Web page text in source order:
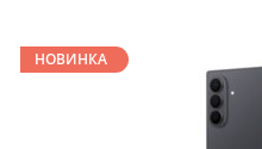
НОВИНКА